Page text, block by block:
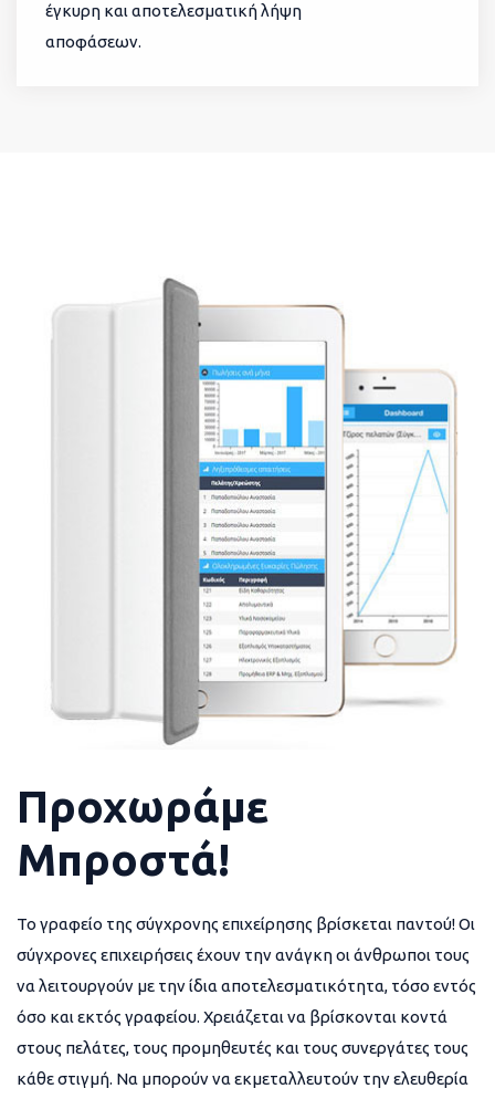
έγκυρη και αποτελεσματική λήψη
αποφάσεων.
Προχωράμε
Μπροστά!
Το γραφείο της σύγχρονης επιχείρησης βρίσκεται παντού! Οι
σύγχρονες επιχειρήσεις έχουν την ανάγκη οι άνθρωποι τους
να λειτουργούν με την ίδια αποτελεσματικότητα, τόσο εντός
όσο και εκτός γραφείου. Χρειάζεται να βρίσκονται κοντά
στους πελάτες, τους προμηθευτές και τους συνεργάτες τους
κάθε στιγμή. Να μπορούν να εκμεταλλευτούν την ελευθερία